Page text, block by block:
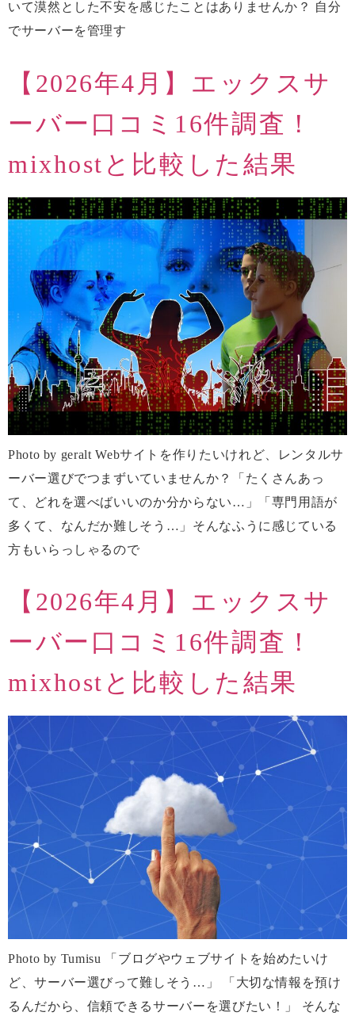
いて漠然とした不安を感じたことはありませんか？ 自分
でサーバーを管理す
【2026年4月】エックスサ
ーバー口コミ16件調査！
mixhostと比較した結果
Photo by geralt Webサイトを作りたいけれど、レンタルサ
ーバー選びでつまずいていませんか？「たくさんあっ
て、どれを選べばいいのか分からない…」「専門用語が
多くて、なんだか難しそう…」そんなふうに感じている
方もいらっしゃるので
【2026年4月】エックスサ
ーバー口コミ16件調査！
mixhostと比較した結果
Photo by Tumisu 「ブログやウェブサイトを始めたいけ
ど、サーバー選びって難しそう…」 「大切な情報を預け
るんだから、信頼できるサーバーを選びたい！」 そんな